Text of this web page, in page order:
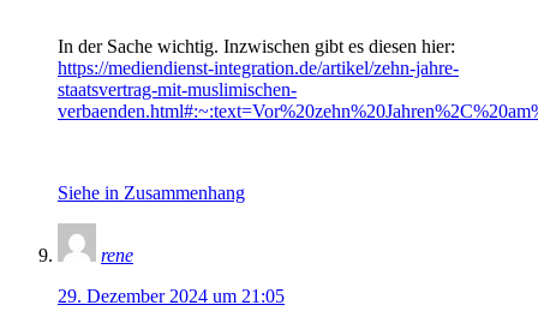
In der Sache wichtig. Inzwischen gibt es diesen hier:
https://mediendienst-integration.de/artikel/zehn-jahre-
staatsvertrag-mit-muslimischen-
Siehe in Zusammenhang
rene
29. Dezember 2024 um 21:05